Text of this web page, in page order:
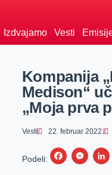
Izdvajamo Vesti
Kompanija
Medison“
„Moja prva
Vesti 22. februar 2022.
Podeli:
F
M